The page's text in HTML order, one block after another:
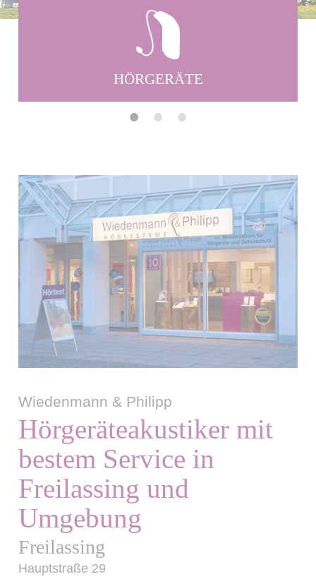
HÖRTEST
• • •
Wiedenmann & Philipp
Hörgeräteakustiker mit
bestem Service in
Freilassing und
Umgebung
Freilassing
Hauptstraße 29